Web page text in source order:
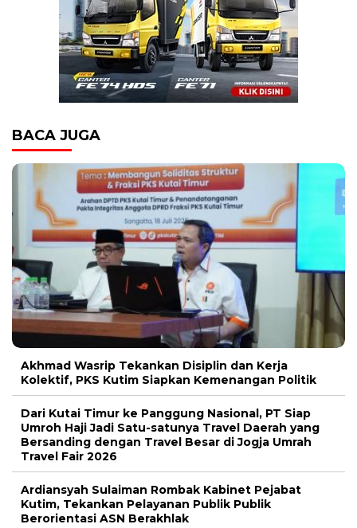
BACA JUGA
Akhmad Wasrip Tekankan Disiplin dan Kerja
Kolektif, PKS Kutim Siapkan Kemenangan Politik
Dari Kutai Timur ke Panggung Nasional, PT Siap
Umroh Haji Jadi Satu-satunya Travel Daerah yang
Bersanding dengan Travel Besar di Jogja Umrah
Travel Fair 2026
Ardiansyah Sulaiman Rombak Kabinet Pejabat
Kutim, Tekankan Pelayanan Publik Publik
Berorientasi ASN Berakhlak